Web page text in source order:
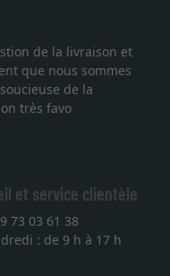
sur mesure pour une
tombée sur ce site. Le
vous. Emballage
les temps. J'espère
et service clientèle
73 03 61 38